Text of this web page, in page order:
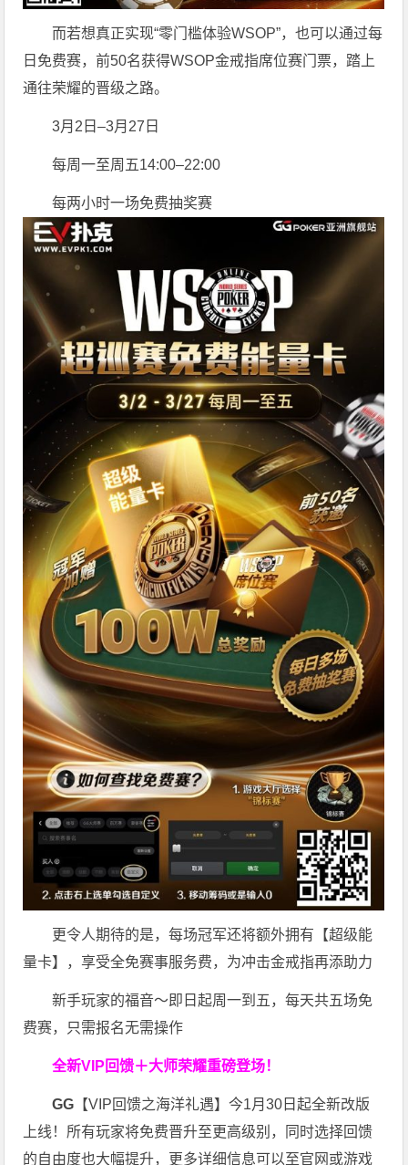
而若想真正实现“零门槛体验WSOP”，也可以通过每
日免费赛，前50名获得WSOP金戒指席位赛门票，踏上
通往荣耀的晋级之路。
3月2日–3月27日
每周一至周五14:00–22:00
每两小时一场免费抽奖赛
更令人期待的是，每场冠军还将额外拥有【超级能
量卡】，享受全免赛事服务费，为冲击金戒指再添助力
新手玩家的福音～即日起周一到五，每天共五场免
费赛，只需报名无需操作
全新VIP回馈＋大师荣耀重磅登场！
GG 【VIP回馈之海洋礼遇】今1月30日起全新改版
上线！所有玩家将免费晋升至更高级别，同时选择回馈
的自由度也大幅提升，更多详细信息可以至官网或游戏